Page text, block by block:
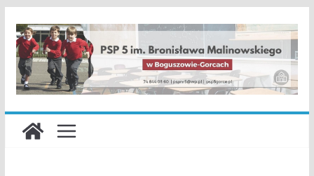
treści